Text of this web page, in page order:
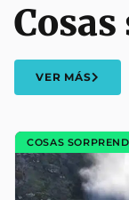
VER MÁS
COSAS